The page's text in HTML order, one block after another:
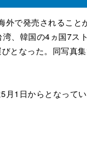
で発売されること
、韓国の4ヵ国7ス
となった。同写真
1日からとなってい